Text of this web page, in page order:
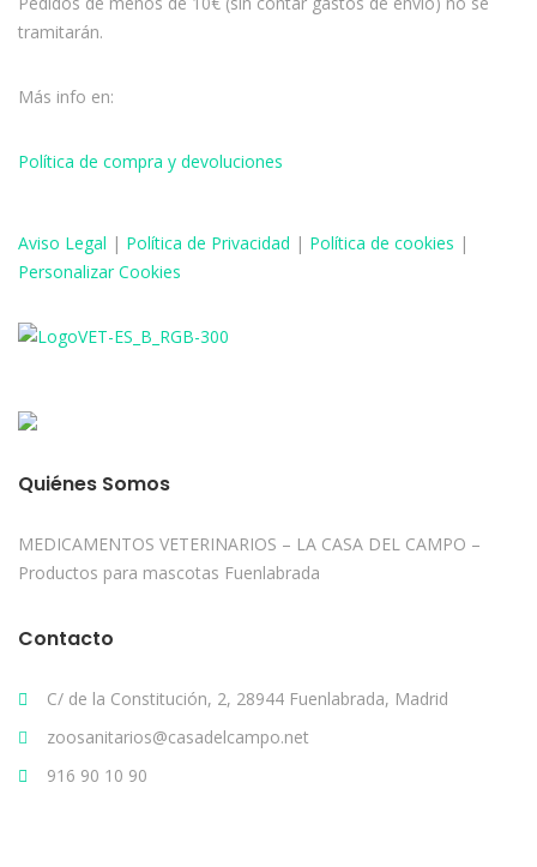
tramitarán.
Más info en:
Política de compra y devoluciones
Aviso Legal | Política de Privacidad | Política de cookies |
Personalizar Cookies
Quiénes Somos
MEDICAMENTOS VETERINARIOS – LA CASA DEL CAMPO –
Productos para mascotas Fuenlabrada
Contacto
C/ de la Constitución, 2, 28944 Fuenlabrada, Madrid
zoosanitarios@casadelcampo.net
916 90 10 90